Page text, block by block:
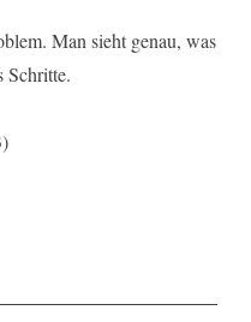
Man sieht genau, was
Schritte.